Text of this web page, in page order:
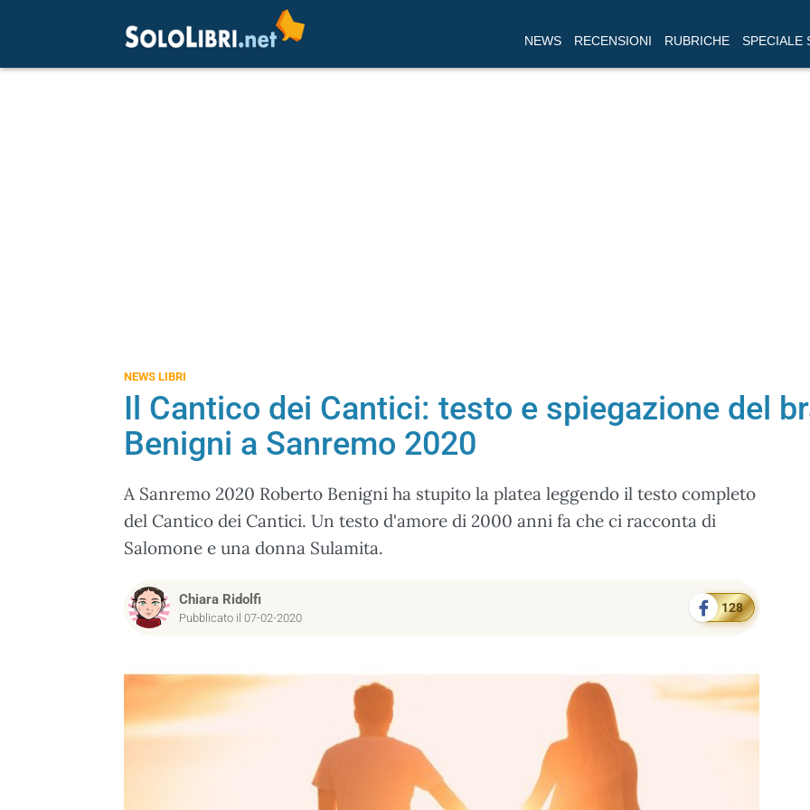
NEWS RECENSIONI RUBRICHE SPECIALE
NEWS LIBRI
Il Cantico dei Cantici: testo e spiegazione del
Benigni a Sanremo 2020
A Sanremo 2020 Roberto Benigni ha stupito la platea leggendo il testo completo
del Cantico dei Cantici. Un testo d'amore di 2000 anni fa che ci racconta di
Salomone e una donna Sulamita.
Chiara Ridolfi
Pubblicato il 07-02-2020
128